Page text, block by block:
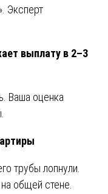
Эксперт
выплату в 2–3
Ваша оценка
трубы лопнули.
общей стене.